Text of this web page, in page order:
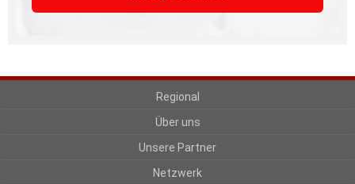
Regional
Über uns
Unsere Partner
Netzwerk